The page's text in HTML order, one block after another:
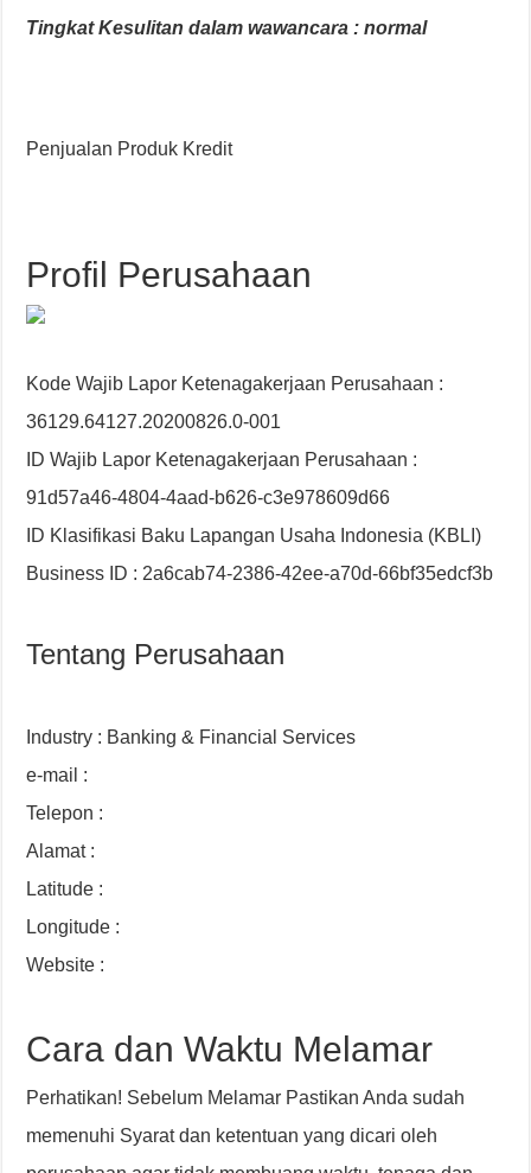
Tingkat Kesulitan dalam wawancara : normal
Penjualan Produk Kredit
Profil Perusahaan
Kode Wajib Lapor Ketenagakerjaan Perusahaan :
36129.64127.20200826.0-001
ID Wajib Lapor Ketenagakerjaan Perusahaan :
91d57a46-4804-4aad-b626-c3e978609d66
ID Klasifikasi Baku Lapangan Usaha Indonesia (KBLI)
Business ID : 2a6cab74-2386-42ee-a70d-66bf35edcf3b
Tentang Perusahaan
Industry : Banking & Financial Services
e-mail :
Telepon :
Alamat :
Latitude :
Longitude :
Website :
Cara dan Waktu Melamar
Perhatikan! Sebelum Melamar Pastikan Anda sudah
memenuhi Syarat dan ketentuan yang dicari oleh